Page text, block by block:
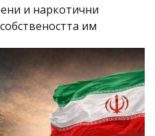
и наркотични
им